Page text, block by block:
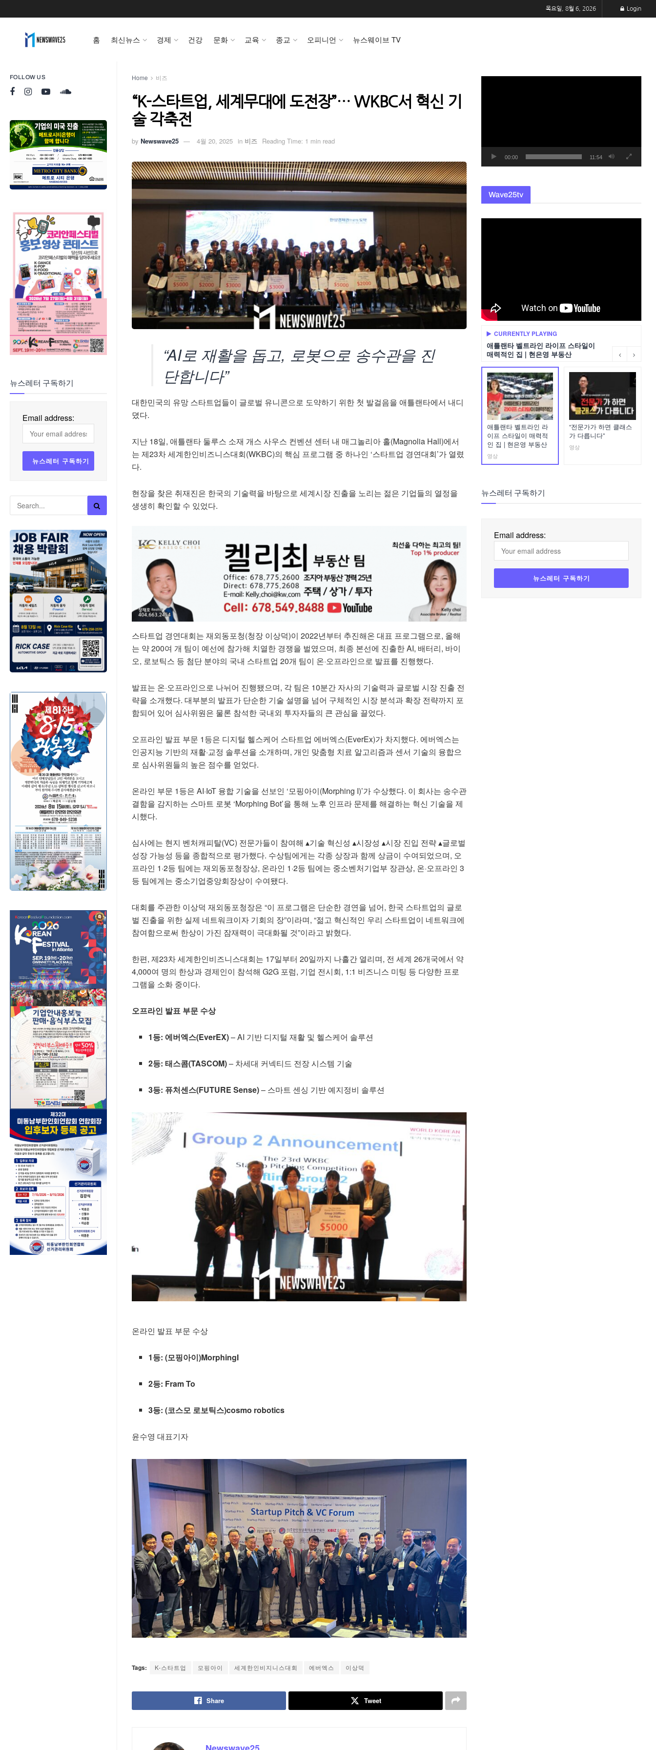
FOLLOW US
뉴스레터 구독하기
Email address:
목요일, 8월 6, 2026 Login
홈 최신뉴스 경제 건강 문화 교육 종교 오피니언 뉴스웨이브 TV
Home 비즈
“K-스타트업, 세계무대에 도전장”… WKBC서 혁신 기
술 각축전
by Newswave25 4월 20, 2025 in 비즈 Reading Time: 1 min read
“AI로 재활을 돕고, 로봇으로 송수관을 진
단합니다”
대한민국의 유망 스타트업들이 글로벌 유니콘으로 도약하기 위한 첫 발걸음을 애틀랜타에서 내디
뎠다.
지난 18일, 애틀랜타 둘루스 소재 개스 사우스 컨벤션 센터 내 매그놀리아 홀(Magnolia Hall)에서
는 제23차 세계한인비즈니스대회(WKBC)의 핵심 프로그램 중 하나인 ‘스타트업 경연대회’가 열렸
다.
현장을 찾은 취재진은 한국의 기술력을 바탕으로 세계시장 진출을 노리는 젊은 기업들의 열정을
생생히 확인할 수 있었다.
스타트업 경연대회는 재외동포청(청장 이상덕)이 2022년부터 추진해온 대표 프로그램으로, 올해
는 약 200여 개 팀이 예선에 참가해 치열한 경쟁을 벌였으며, 최종 본선에 진출한 AI, 배터리, 바이
오, 로보틱스 등 첨단 분야의 국내 스타트업 20개 팀이 온·오프라인으로 발표를 진행했다.
발표는 온·오프라인으로 나뉘어 진행됐으며, 각 팀은 10분간 자사의 기술력과 글로벌 시장 진출 전
략을 소개했다. 대부분의 발표가 단순한 기술 설명을 넘어 구체적인 시장 분석과 확장 전략까지 포
함되어 있어 심사위원은 물론 참석한 국내외 투자자들의 큰 관심을 끌었다.
오프라인 발표 부문 1등은 디지털 헬스케어 스타트업 에버엑스(EverEx)가 차지했다. 에버엑스는
인공지능 기반의 재활·교정 솔루션을 소개하며, 개인 맞춤형 치료 알고리즘과 센서 기술의 융합으
로 심사위원들의 높은 점수를 얻었다.
온라인 부문 1등은 AI·IoT 융합 기술을 선보인 ‘모핑아이(Morphing I)’가 수상했다. 이 회사는 송수관
결함을 감지하는 스마트 로봇 ‘Morphing Bot’을 통해 노후 인프라 문제를 해결하는 혁신 기술을 제
시했다.
심사에는 현지 벤처캐피탈(VC) 전문가들이 참여해 ▴기술 혁신성 ▴시장성 ▴시장 진입 전략 ▴글로벌
성장 가능성 등을 종합적으로 평가했다. 수상팀에게는 각종 상장과 함께 상금이 수여되었으며, 오
프라인 1·2등 팀에는 재외동포청장상, 온라인 1·2등 팀에는 중소벤처기업부 장관상, 온·오프라인 3
등 팀에게는 중소기업중앙회장상이 수여됐다.
대회를 주관한 이상덕 재외동포청장은 “이 프로그램은 단순한 경연을 넘어, 한국 스타트업의 글로
벌 진출을 위한 실제 네트워크이자 기회의 장”이라며, “젊고 혁신적인 우리 스타트업이 네트워크에
참여함으로써 한상이 가진 잠재력이 극대화될 것”이라고 밝혔다.
한편, 제23차 세계한인비즈니스대회는 17일부터 20일까지 나흘간 열리며, 전 세계 26개국에서 약
4,000여 명의 한상과 경제인이 참석해 G2G 포럼, 기업 전시회, 1:1 비즈니스 미팅 등 다양한 프로
그램을 소화 중이다.
오프라인 발표 부문 수상
1등: 에버엑스(EverEX)– AI 기반 디지털 재활 및 헬스케어 솔루션
2등: 태스콤(TASCOM)– 차세대 커넥티드 전장 시스템 기술
3등: 퓨처센스(FUTURE Sense)– 스마트 센싱 기반 예지정비 솔루션
온라인 발표 부문 수상
1등: (모핑아이)MorphingI
2등: Fram To
3등: (코스모 로보틱스)cosmo robotics
윤수영 대표기자
Tags: K-스타트업 모핑아이 세계한인비지니스대회 에버엑스 이상덕
Share Tweet
00:00 11:54
Wave25tv
CURRENTLY PLAYING
애틀랜타 벨트라인 라이프 스타일이
매력적인 집 | 현은영 부동산
애틀랜타 벨트라인 라
이프 스타일이 매력적
인 집 | 현은영 부동산
영상
“전문가가 하면 클래스
가 다릅니다”
영상
뉴스레터 구독하기
Email address: